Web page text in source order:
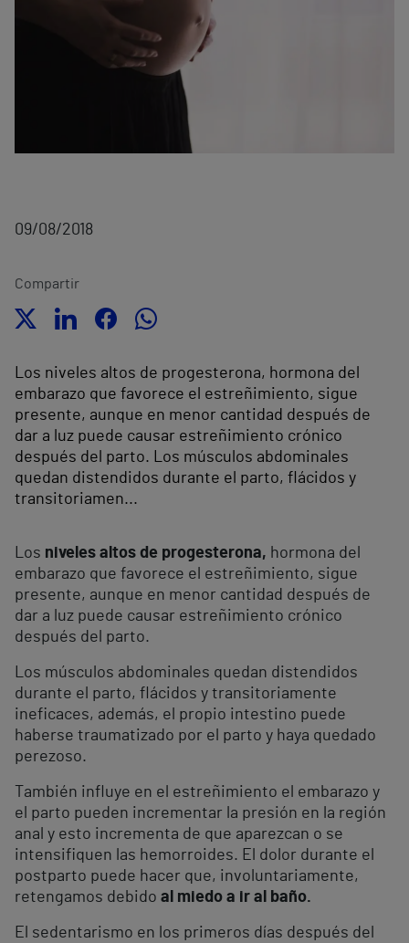
09/08/2018
Compartir
Los niveles altos de progesterona, hormona del
embarazo que favorece el estreñimiento, sigue
presente, aunque en menor cantidad después de
dar a luz puede causar estreñimiento crónico
después del parto. Los músculos abdominales
quedan distendidos durante el parto, flácidos y
transitoriamen...
Los niveles altos de progesterona, hormona del
embarazo que favorece el estreñimiento, sigue
presente, aunque en menor cantidad después de
dar a luz puede causar estreñimiento crónico
después del parto.
Los músculos abdominales quedan distendidos
durante el parto, flácidos y transitoriamente
ineficaces, además, el propio intestino puede
haberse traumatizado por el parto y haya quedado
perezoso.
También influye en el estreñimiento el embarazo y
el parto pueden incrementar la presión en la región
anal y esto incrementa de que aparezcan o se
intensifiquen las hemorroides. El dolor durante el
postparto puede hacer que, involuntariamente,
retengamos debido al miedo a ir al baño.
El sedentarismo en los primeros días después del